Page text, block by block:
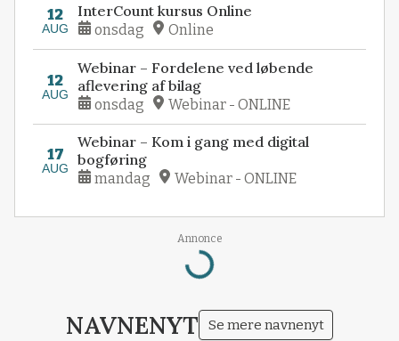
12
AUG
InterCount kursus Online
onsdag Online
12
AUG
Webinar – Fordelene ved løbende
aflevering af bilag
onsdag Webinar - ONLINE
17
AUG
Webinar – Kom i gang med digital
bogføring
mandag Webinar - ONLINE
Annonce
Loading...
NAVNENYT Se mere navnenyt